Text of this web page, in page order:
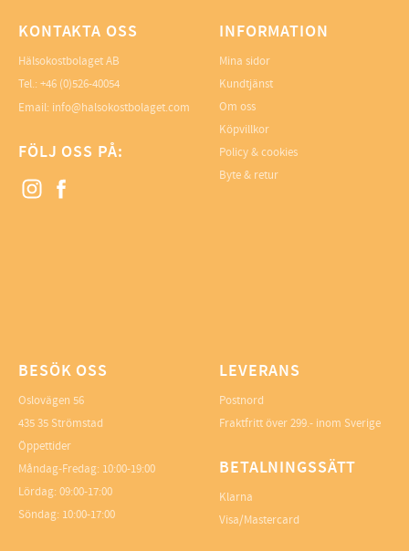
KONTAKTA OSS
Hälsokostbolaget AB
Tel.: +46 (0)526-40054
Email: info@halsokostbolaget.com
FÖLJ OSS PÅ:
INFORMATION
Mina sidor
Kundtjänst
Om oss
Köpvillkor
Policy & cookies
Byte & retur
BESÖK OSS
Oslovägen 56
435 35 Strömstad
Öppettider
Måndag-Fredag: 10:00-19:00
Lördag: 09:00-17:00
Söndag: 10:00-17:00
LEVERANS
Postnord
Fraktfritt över 299.- inom Sverige
BETALNINGSSÄTT
Klarna
Visa/Mastercard